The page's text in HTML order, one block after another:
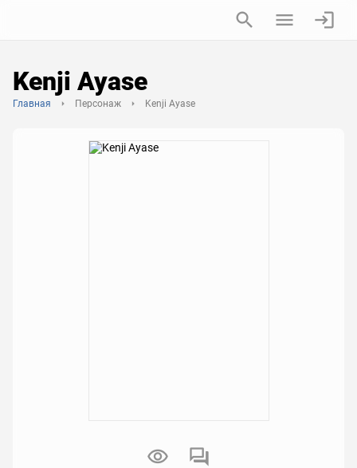
Kenji Ayase
Главная Персонаж Kenji Ayase